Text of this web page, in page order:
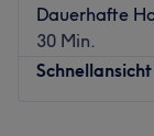
Dauerhafte
30 Min.